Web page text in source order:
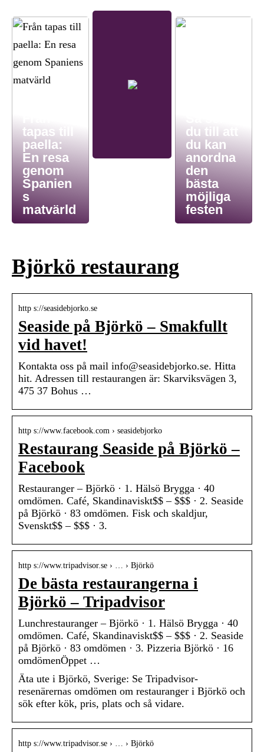
tapas till
paella:
En resa
genom
Spanien
s
matvärld
du till att
du kan
anordna
den
bästa
möjliga
festen
Björkö restaurang
http s://seasidebjorko.se
Seaside på Björkö – Smakfullt
vid havet!
Kontakta oss på mail info@seasidebjorko.se. Hitta
hit. Adressen till restaurangen är: Skarviksvägen 3,
475 37 Bohus …
http s://www.facebook.com › seasidebjorko
Restaurang Seaside på Björkö –
Facebook
Restauranger – Björkö · 1. Hälsö Brygga · 40
omdömen. Café, Skandinaviskt$$ – $$$ · 2. Seaside
på Björkö · 83 omdömen. Fisk och skaldjur,
Svenskt$$ – $$$ · 3.
http s://www.tripadvisor.se › … › Björkö
De bästa restaurangerna i
Björkö – Tripadvisor
Lunchrestauranger – Björkö · 1. Hälsö Brygga · 40
omdömen. Café, Skandinaviskt$$ – $$$ · 2. Seaside
på Björkö · 83 omdömen · 3. Pizzeria Björkö · 16
omdömenÖppet …
Äta ute i Björkö, Sverige: Se Tripadvisor-
resenärernas omdömen om restauranger i Björkö och
sök efter kök, pris, plats och så vidare.
http s://www.tripadvisor.se › … › Björkö